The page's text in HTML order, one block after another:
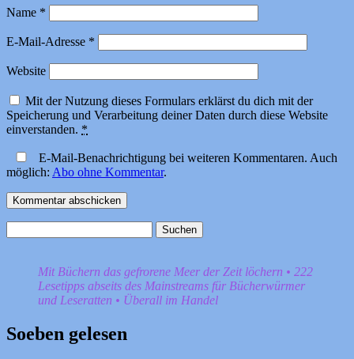
Name *
E-Mail-Adresse *
Website
Mit der Nutzung dieses Formulars erklärst du dich mit der
Speicherung und Verarbeitung deiner Daten durch diese Website
einverstanden. *
E-Mail-Benachrichtigung bei weiteren Kommentaren. Auch
möglich: Abo ohne Kommentar.
nach:
Mit Büchern das gefrorene Meer der Zeit löchern • 222
Lesetipps abseits des Mainstreams für Bücherwürmer
und Leseratten • Überall im Handel
Soeben gelesen